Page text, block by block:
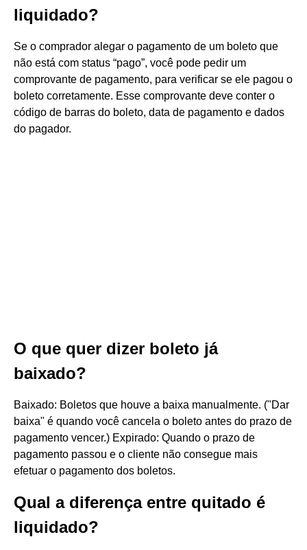
liquidado?
Se o comprador alegar o pagamento de um boleto que
não está com status “pago”, você pode pedir um
comprovante de pagamento, para verificar se ele pagou o
boleto corretamente. Esse comprovante deve conter o
código de barras do boleto, data de pagamento e dados
do pagador.
O que quer dizer boleto já
baixado?
Baixado: Boletos que houve a baixa manualmente. ("Dar
baixa" é quando você cancela o boleto antes do prazo de
pagamento vencer.) Expirado: Quando o prazo de
pagamento passou e o cliente não consegue mais
efetuar o pagamento dos boletos.
Qual a diferença entre quitado é
liquidado?